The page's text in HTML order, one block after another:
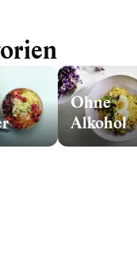
Ohne
Alkohol